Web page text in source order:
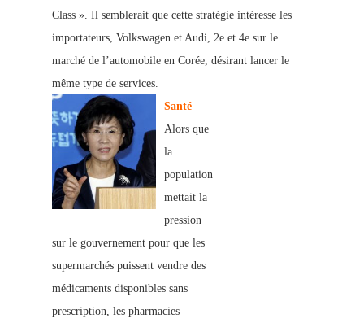
Class ». Il semblerait que cette stratégie intéresse les
importateurs, Volkswagen et Audi, 2e et 4e sur le
marché de l’automobile en Corée, désirant lancer le
même type de services.
Santé –
Alors que
la
population
mettait la
pression
sur le gouvernement pour que les
supermarchés puissent vendre des
médicaments disponibles sans
prescription, les pharmacies